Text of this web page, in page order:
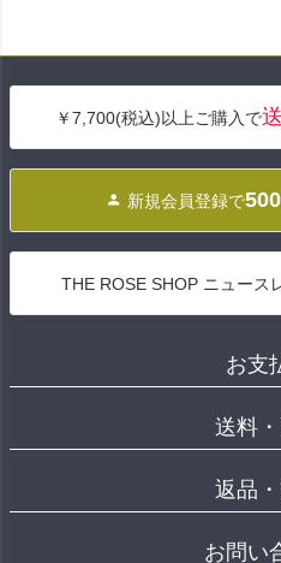
￥7,700(税込)以上ご購入で
新規会員登録で500
THE ROSE SHOP ニュース
お支
送料
返品
お問い